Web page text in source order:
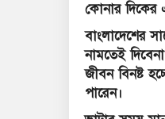
কোনার দিকের
বাংলাদেশের
নামতেই
জীবন বিনষ্ট
পারেন।